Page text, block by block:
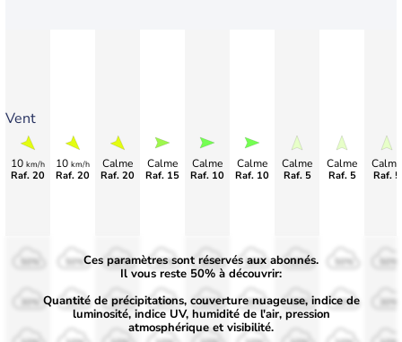
Vent
10 km/h
Raf. 20
10 km/h
Raf. 20
Calme
Raf. 20
Calme
Raf. 15
Calme
Raf. 10
Calme
Raf. 10
Calme
Raf. 5
Calme
Raf. 5
Calme
Raf. 5
50%
30%
50%
30%
50%
30%
50%
30%
50%
30%
50%
30%
50%
30%
Ces paramètres sont réservés aux abonnés.
Il vous reste 50% à découvrir:
Quantité de précipitations, couverture nuageuse, indice de
luminosité, indice UV, humidité de l'air, pression
atmosphérique et visibilité.